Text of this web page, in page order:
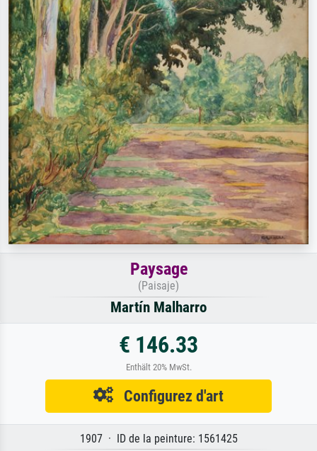
Paysage
(Paisaje)
Martín Malharro
€ 146.33
Enthält 20% MwSt.
Configurez d'art
1907 · ID de la peinture: 1561425